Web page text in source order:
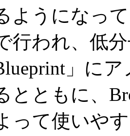
ようになっ
行われ、低
」に
とともに、
って使いや